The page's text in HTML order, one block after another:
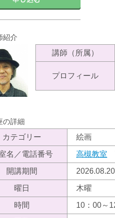
紹介
講師（所属）
プロフィール
の詳細
カテゴリー
絵画
名／電話番号 高槻教室
開講期間
曜日 木曜
時間 10：00～